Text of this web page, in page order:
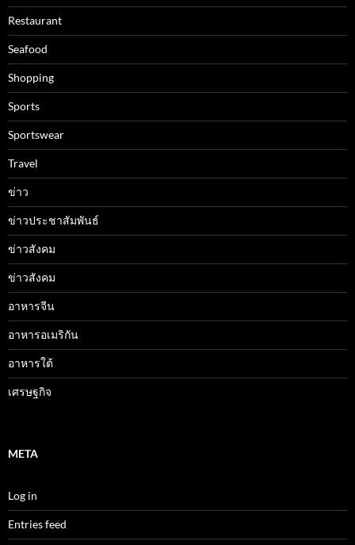
Restaurant
Seafood
Shopping
Sports
Sportswear
Travel
ข่าว
ข่าวประชาสัมพันธ์
ข่าวสังคม
ข่าวสังคม
อาหารจีน
อาหารอเมริกัน
อาหารใต้
เศรษฐกิจ
META
Log in
Entries feed